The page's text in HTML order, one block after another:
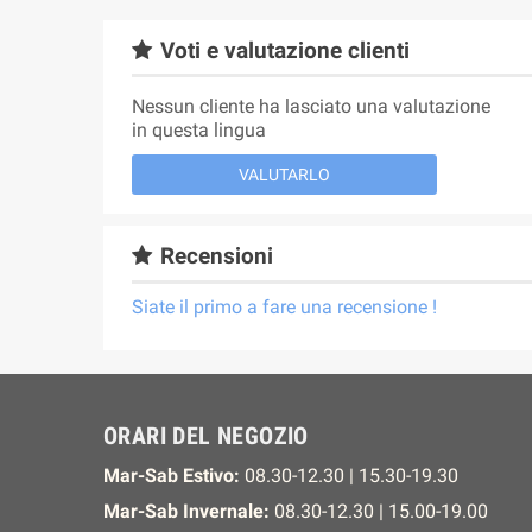
Voti e valutazione clienti
Nessun cliente ha lasciato una valutazione
in questa lingua
VALUTARLO
Recensioni
Siate il primo a fare una recensione !
ORARI DEL NEGOZIO
Mar-Sab Estivo: 08.30-12.30 | 15.30-19.30
Mar-Sab Invernale: 08.30-12.30 | 15.00-19.00